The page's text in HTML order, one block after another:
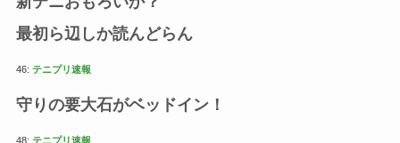
最初ら辺しか読んどらん
46: テニプリ速報
守りの要大石がベッドイン！
48: テニプリ速報